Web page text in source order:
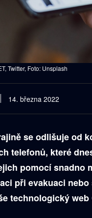
Twitter, Foto: Unsplash
14. března 2022
se odlišuje od
telefonů, které
pomocí snadno
při evakuaci
technologický web